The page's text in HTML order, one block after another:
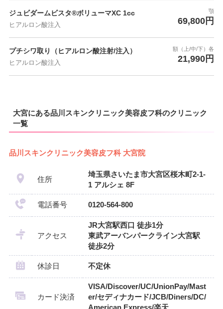
ジュビダームビスタ®ボリューマXC 1cc
ヒアルロン酸注入
顎
69,800円
プチシワ取り（ヒアルロン酸注射/注入）
ヒアルロン酸注入
額（上/中/下）各
21,990円
大宮にある品川スキンクリニック美容皮フ科のクリニック
一覧
品川スキンクリニック美容皮フ科 大宮院
住所
埼玉県さいたま市大宮区桜木町2-1-
1 アルシェ 8F
電話番号 0120-564-800
アクセス
JR大宮駅西口 徒歩1分
東武アーバンパークライン大宮駅
徒歩2分
休診日 不定休
カード決済
VISA/Discover/UC/UnionPay/Mast
er/セディナカード/JCB/Diners/DC/